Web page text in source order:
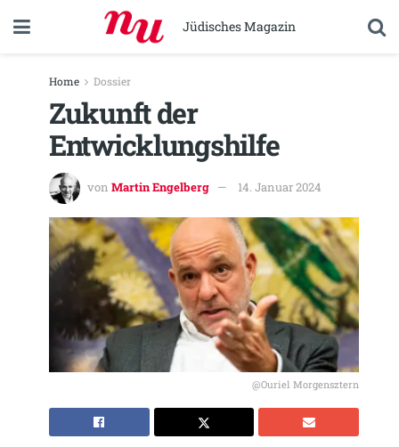
Jüdisches Magazin
Home Dossier
Zukunft der
Entwicklungshilfe
von Martin Engelberg 14. Januar 2024
@Ouriel Morgensztern